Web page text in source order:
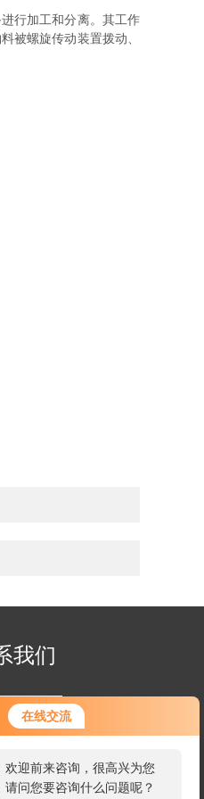
在线交流
欢迎前来咨询，很高兴为您
请问您要咨询什么问题呢？
行加工和分离。其工作
被螺旋传动装置拨动、
我们